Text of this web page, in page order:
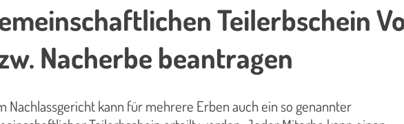
Teilerbschein
Nacherbe beantragen
Nachlassgericht kann für mehrere Erben auch ein so genannter